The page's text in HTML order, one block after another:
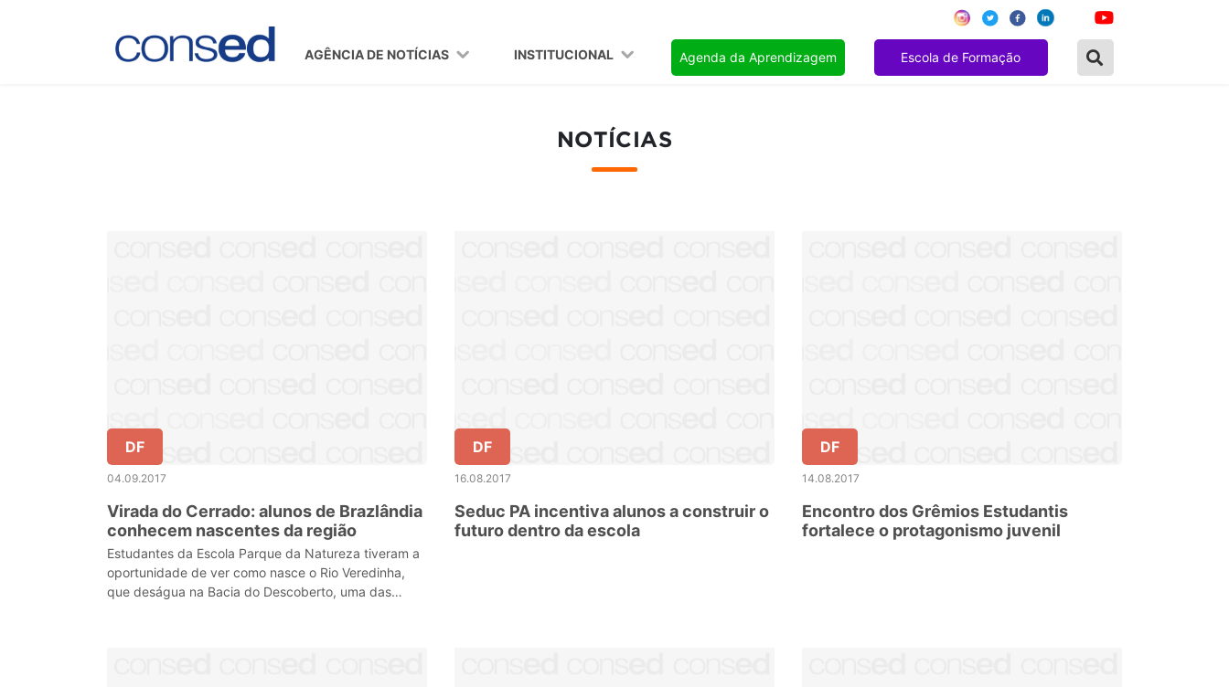
AGÊNCIA DE NOTÍCIAS INSTITUCIONAL Agenda da Aprendizagem Escola de Formação
NOTÍCIAS
DF
04.09.2017
Virada do Cerrado: alunos de Brazlândia
conhecem nascentes da região
Estudantes da Escola Parque da Natureza tiveram a
oportunidade de ver como nasce o Rio Veredinha,
que deságua na Bacia do Descoberto, uma das
DF
16.08.2017
Seduc PA incentiva alunos a construir o
futuro dentro da escola
DF
14.08.2017
Encontro dos Grêmios Estudantis
fortalece o protagonismo juvenil